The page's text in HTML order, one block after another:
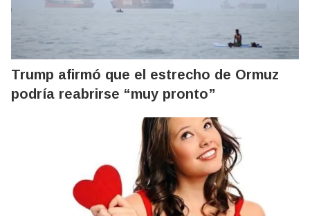
Trump afirmó que el estrecho de Ormuz
podría reabrirse “muy pronto”